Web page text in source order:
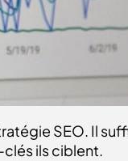
SEO. Il
ils ciblent.